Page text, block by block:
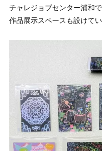
チャレジョブセンター浦和
作品展示スペースも設けてい